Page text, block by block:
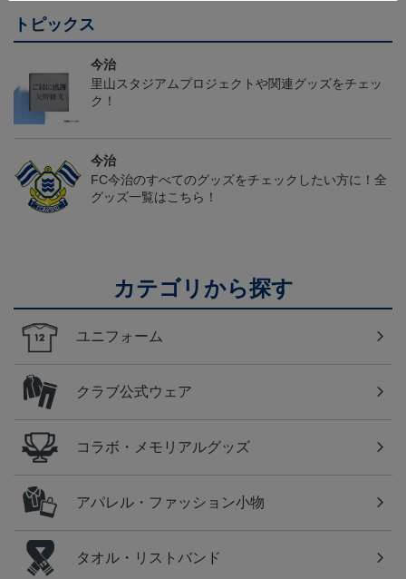
トピックス
今治
里山スタジアムプロジェクトや関連グッズをチェッ
ク！
今治
FC今治のすべてのグッズをチェックしたい方に！全
グッズ一覧はこちら！
カテゴリから探す
ユニフォーム
クラブ公式ウェア
コラボ・メモリアルグッズ
アパレル・ファッション小物
タオル・リストバンド